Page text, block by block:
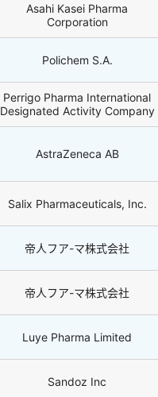
Asahi Kasei Pharma
Corporation
Polichem S.A.
Perrigo Pharma International
Designated Activity Company
AstraZeneca AB
Salix Pharmaceuticals, Inc.
帝人フア-マ株式会社
帝人フア-マ株式会社
Luye Pharma Limited
Sandoz Inc